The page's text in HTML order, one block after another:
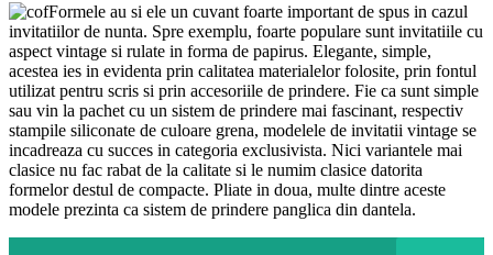
Formele au si ele un cuvant foarte important de spus in cazul
invitatiilor de nunta. Spre exemplu, foarte populare sunt invitatiile cu
aspect vintage si rulate in forma de papirus. Elegante, simple,
acestea ies in evidenta prin calitatea materialelor folosite, prin fontul
utilizat pentru scris si prin accesoriile de prindere. Fie ca sunt simple
sau vin la pachet cu un sistem de prindere mai fascinant, respectiv
stampile siliconate de culoare grena, modelele de invitatii vintage se
incadreaza cu succes in categoria exclusivista. Nici variantele mai
clasice nu fac rabat de la calitate si le numim clasice datorita
formelor destul de compacte. Pliate in doua, multe dintre aceste
modele prezinta ca sistem de prindere panglica din dantela.